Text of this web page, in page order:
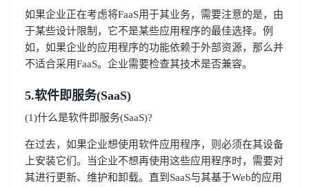
如果企业正在考虑将FaaS用于其业务，需要注意的是，由
于某些设计限制，它不是某些应用程序的最佳选择。例
如，如果企业的应用程序的功能依赖于外部资源，那么并
不适合采用FaaS。企业需要检查其技术是否兼容。
5.软件即服务(SaaS)
(1)什么是软件即服务(SaaS)?
在过去，如果企业想使用软件应用程序，则必须在其设备
上安装它们。当企业不想再使用这些应用程序时，需要对
其进行更新、维护和卸载。直到SaaS与其基于Web的应用